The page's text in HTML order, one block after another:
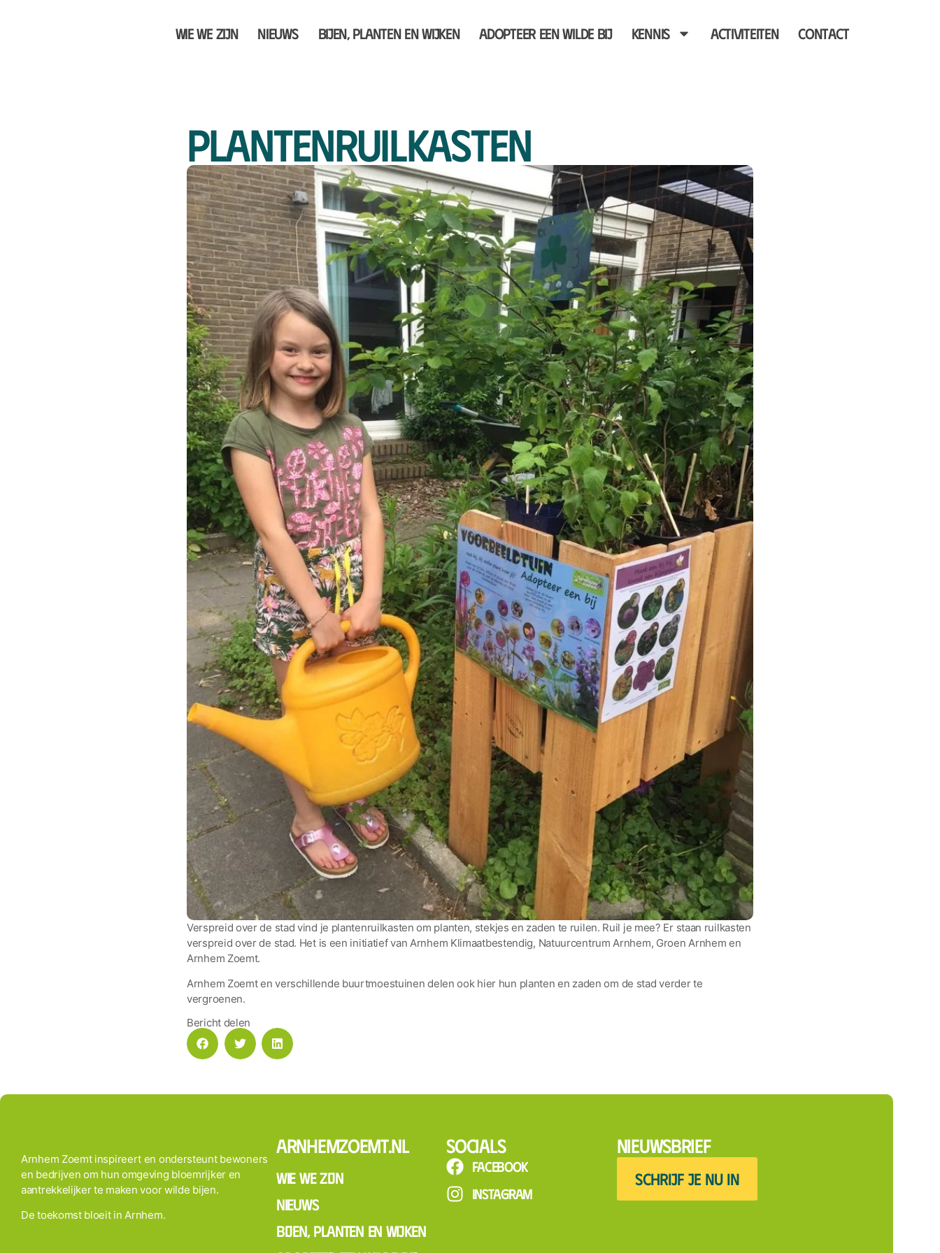
Wie we zijn Nieuws Bijen, planten en wijken Adopteer een wilde bij Kennis Activiteiten Contact
Plantenruilkasten
Verspreid over de stad vind je plantenruilkasten om planten, stekjes en zaden te ruilen. Ruil je mee? Er staan ruilkasten
verspreid over de stad. Het is een initiatief van Arnhem Klimaatbestendig, Natuurcentrum Arnhem, Groen Arnhem en
Arnhem Zoemt.
Arnhem Zoemt en verschillende buurtmoestuinen delen ook hier hun planten en zaden om de stad verder te
vergroenen.
Bericht delen
Arnhem Zoemt inspireert en ondersteunt bewoners
en bedrijven om hun omgeving bloemrijker en
aantrekkelijker te maken voor wilde bijen.
De toekomst bloeit in Arnhem.
Arnhemzoemt.nl
Wie we zijn
Nieuws
Bijen, planten en wijken
Socials
Facebook
Instagram
Nieuwsbrief
SCHRIJF JE NU IN